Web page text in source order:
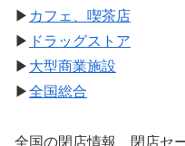
▶ カフェ、喫茶店
▶ ドラッグストア
▶ 大型商業施設
▶全国総合
全国の閉店情報、閉店セ